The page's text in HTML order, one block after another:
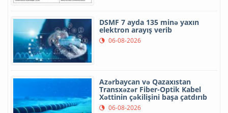
DSMF 7 ayda 135 minə yaxın
elektron arayış verib
06-08-2026
Azərbaycan və Qazaxıstan
Transxəzər Fiber-Optik Kabel
Xəttinin çəkilişini başa çatdırıb
06-08-2026